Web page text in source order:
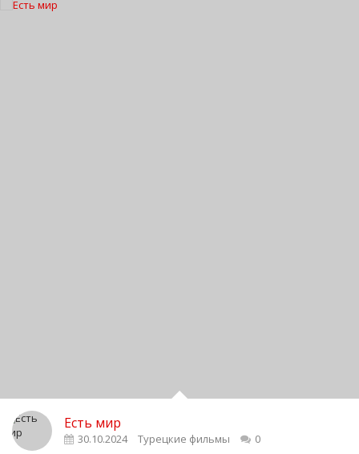
Есть мир
30.10.2024 Турецкие фильмы 0